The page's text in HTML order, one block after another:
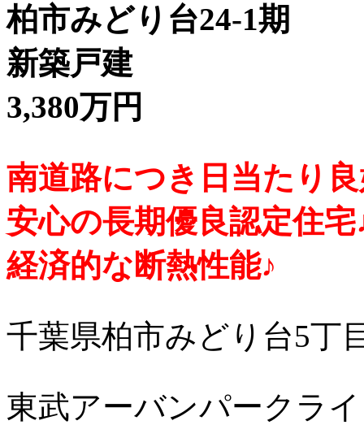
柏市みどり台24-1期
新築戸建
3,380万円
南道路につき日当たり
安心の長期優良認定住宅
経済的な断熱性能♪
千葉県柏市みどり台5丁
東武アーバンパークラ